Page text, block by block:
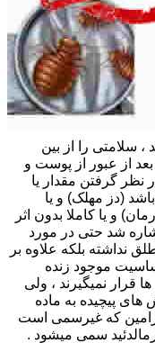
سلامتی را از بین
از عبور از پوست و
نظر گرفتن مقدار یا
(دز مهلک) و یا
و یا کاملا بدون اثر
اشاره شد حتی در مورد
نداشته بلکه علاوه بر
موجود زنده
قرار نمیگیرند ، ولی
پیچیده به ماده
که غیرسمی است
سمی میشود .